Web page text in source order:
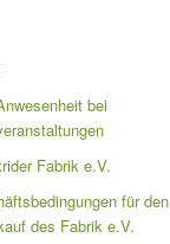
bei
Fabrik e.V.
für den
des Fabrik e.V.